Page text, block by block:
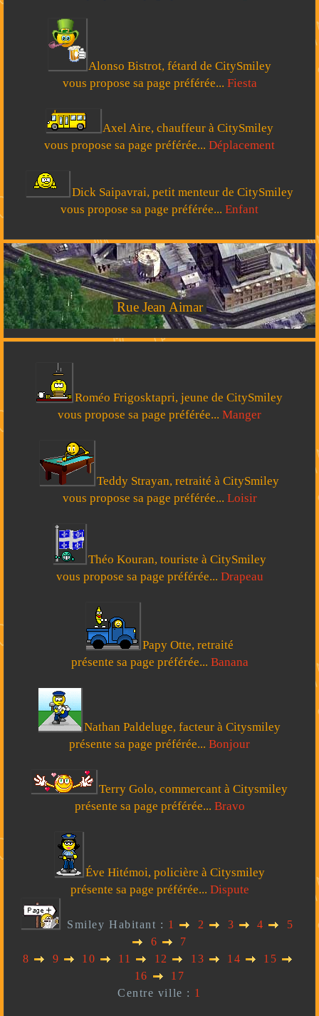
Alonso Bistrot, fétard de CitySmiley
vous propose sa page préférée... Fiesta
Axel Aire, chauffeur à CitySmiley
vous propose sa page préférée... Déplacement
Dick Saipavrai, petit menteur de CitySmiley
vous propose sa page préférée... Enfant
Rue Jean Aimar
Roméo Frigosktapri, jeune de CitySmiley
vous propose sa page préférée... Manger
Teddy Strayan, retraité à CitySmiley
vous propose sa page préférée... Loisir
Théo Kouran, touriste à CitySmiley
vous propose sa page préférée... Drapeau
Papy Otte, retraité
présente sa page préférée... Banana
Nathan Paldeluge, facteur à Citysmiley
présente sa page préférée... Bonjour
Terry Golo, commercant à Citysmiley
présente sa page préférée... Bravo
Éve Hitémoi, policière à Citysmiley
présente sa page préférée... Dispute
Smiley Habitant : 1 2 3 4
5
6
7
8
9 10 11 12 13 14
15
16
17
Centre ville : 1